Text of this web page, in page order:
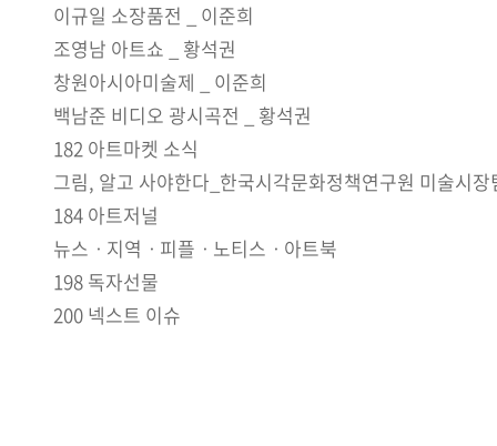
이규일 소장품전 _ 이준희
조영남 아트쇼 _ 황석권
창원아시아미술제 _ 이준희
백남준 비디오 광시곡전 _ 황석권
182 아트마켓 소식
그림, 알고 사야한다_한국시각문화정책연구원 미술시장
184 아트저널
뉴스ㆍ지역ㆍ피플ㆍ노티스ㆍ아트북
198 독자선물
200 넥스트 이슈